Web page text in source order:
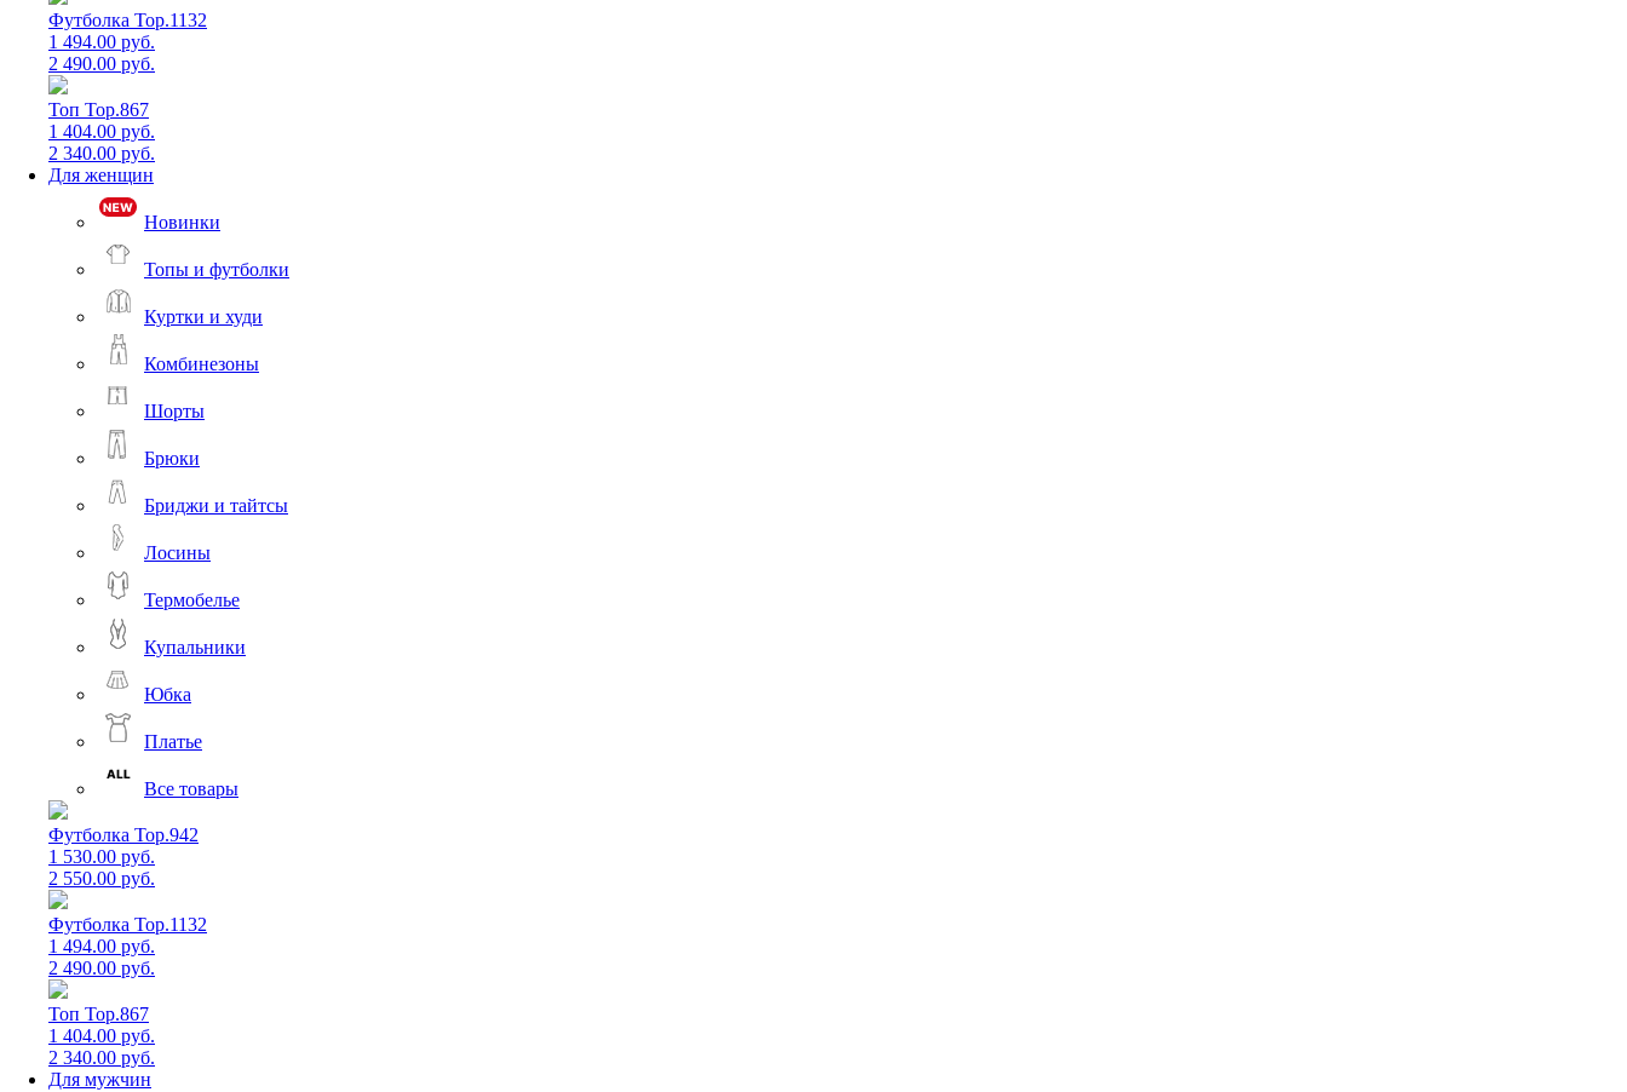
Футболка Top.1132
1 494.00 руб.
2 490.00 руб.
Топ Top.867
1 404.00 руб.
2 340.00 руб.
Для женщин
Новинки
Топы и футболки
Куртки и худи
Комбинезоны
Шорты
Брюки
Бриджи и тайтсы
Лосины
Термобелье
Купальники
Юбка
Платье
Все товары
Футболка Top.942
1 530.00 руб.
2 550.00 руб.
Футболка Top.1132
1 494.00 руб.
2 490.00 руб.
Топ Top.867
1 404.00 руб.
2 340.00 руб.
Для мужчин